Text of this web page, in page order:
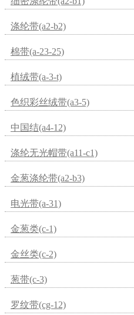
涤纶带(a2-b2)
棉带(a-23-25)
植绒带(a-3-t)
色织彩丝绒带(a3-5)
中国结(a4-12)
涤纶无光帽带(a11-c1)
金葱涤纶带(a2-b3)
电光带(a-31)
金葱类(c-1)
金丝类(c-2)
葱带(c-3)
罗纹带(cg-12)